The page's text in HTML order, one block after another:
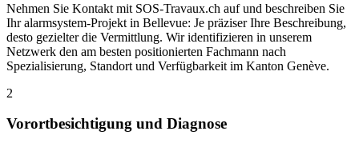
Nehmen Sie Kontakt mit SOS-Travaux.ch auf und beschreiben Sie
Ihr alarmsystem-Projekt in Bellevue: Je präziser Ihre Beschreibung,
desto gezielter die Vermittlung. Wir identifizieren in unserem
Netzwerk den am besten positionierten Fachmann nach
Spezialisierung, Standort und Verfügbarkeit im Kanton Genève.
2
Vorortbesichtigung und Diagnose